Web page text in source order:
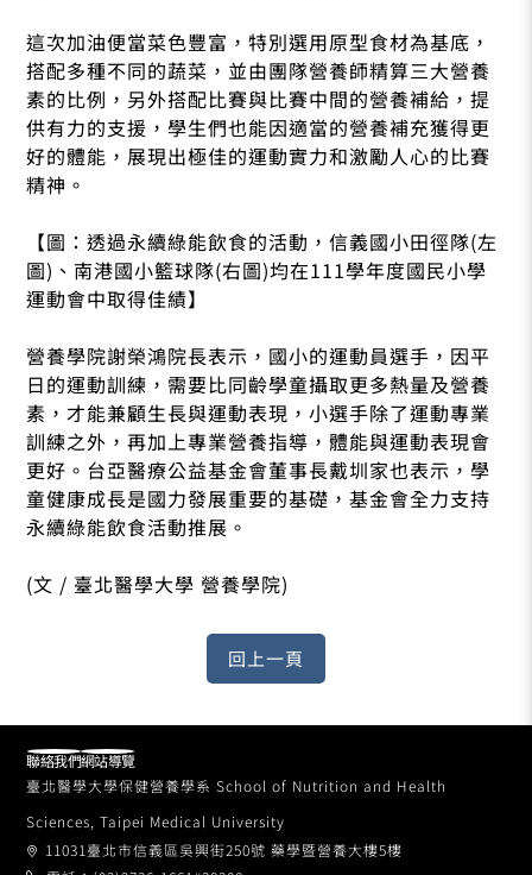
這次加油便當菜色豐富，特別選用原型食材為基底，
搭配多種不同的蔬菜，並由團隊營養師精算三大營養
素的比例，另外搭配比賽與比賽中間的營養補給，提
供有力的支援，學生們也能因適當的營養補充獲得更
好的體能，展現出極佳的運動實力和激勵人心的比賽
精神。
【圖：透過永續綠能飲食的活動，信義國小田徑隊(左
圖)、南港國小籃球隊(右圖)均在111學年度國民小學
運動會中取得佳績】
營養學院謝榮鴻院長表示，國小的運動員選手，因平
日的運動訓練，需要比同齡學童攝取更多熱量及營養
素，才能兼顧生長與運動表現，小選手除了運動專業
訓練之外，再加上專業營養指導，體能與運動表現會
更好。台亞醫療公益基金會董事長戴圳家也表示，學
童健康成長是國力發展重要的基礎，基金會全力支持
永續綠能飲食活動推展。
(文 / 臺北醫學大學 營養學院)
臺北醫學大學保健營養學系 School of Nutrition and Health
Sciences, Taipei Medical University
11031臺北市信義區吳興街250號 藥學暨營養大樓5樓
聯絡我們網站導覽